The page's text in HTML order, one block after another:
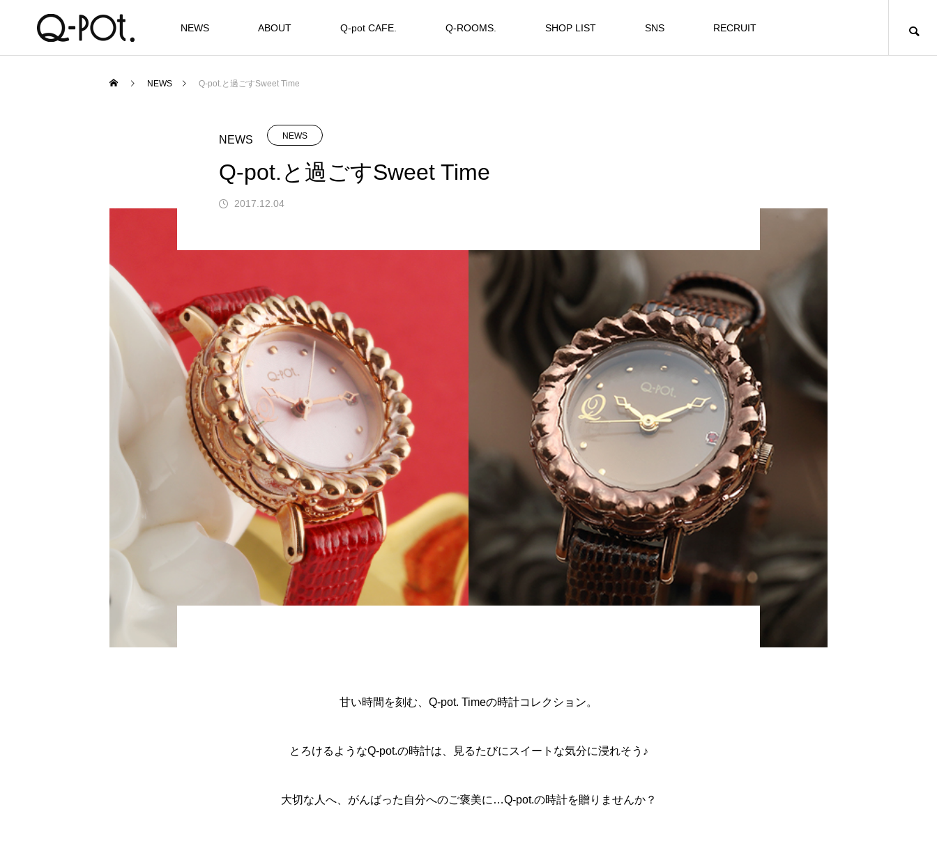
NEWS ABOUT Q-pot CAFE. Q-ROOMS. SHOP LIST SNS RECRUIT
NEWS Q-pot.と過ごすSweet Time
NEWS NEWS
Q-pot.と過ごすSweet Time
2017.12.04
甘い時間を刻む、Q-pot. Timeの時計コレクション。
とろけるようなQ-pot.の時計は、見るたびにスイートな気分に浸れそう♪
大切な人へ、がんばった自分へのご褒美に…Q-pot.の時計を贈りませんか？